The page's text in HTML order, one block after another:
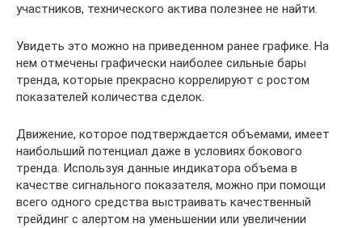
участников, технического актива полезнее не найти.
Увидеть это можно на приведенном ранее графике. На
нем отмечены графически наиболее сильные бары
тренда, которые прекрасно коррелируют с ростом
показателей количества сделок.
Движение, которое подтверждается объемами, имеет
наибольший потенциал даже в условиях бокового
тренда. Используя данные индикатора объема в
качестве сигнального показателя, можно при помощи
всего одного средства выстраивать качественный
трейдинг с алертом на уменьшении или увеличении